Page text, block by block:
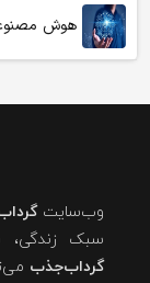
هوش مصنوعی، بستر وقوع
وب‌سایت
سبک زندگی،
گرداب‌جذب